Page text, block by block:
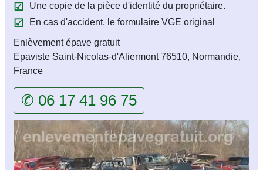
Une copie de la pièce d'identité du propriétaire.
En cas d'accident, le formulaire VGE original
Enlèvement épave gratuit
Epaviste Saint-Nicolas-d'Aliermont 76510, Normandie,
France
✆ 06 17 41 96 75